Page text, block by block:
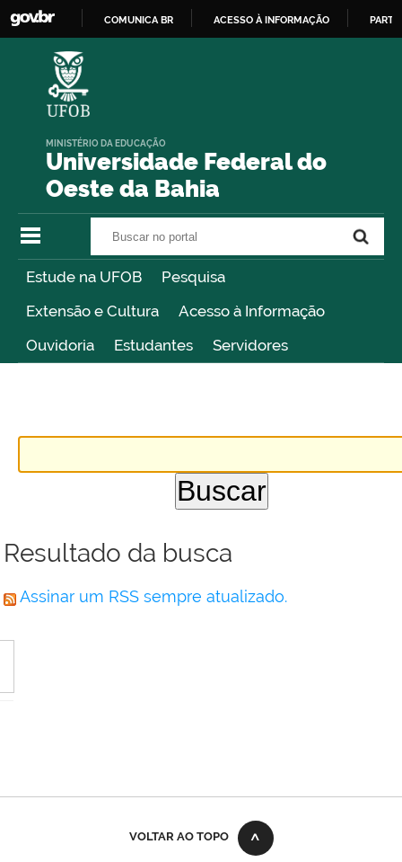
COMUNICA BR ACESSO À INFORMAÇÃO
Universidade Federal do
Oeste da Bahia
MINISTÉRIO DA EDUCAÇÃO
Estude na UFOB
Pesquisa
Extensão e Cultura
Acesso à Informação
Ouvidoria
Estudantes Servidores
Resultado da busca
Assinar um RSS sempre atualizado.
VOLTAR AO TOPO